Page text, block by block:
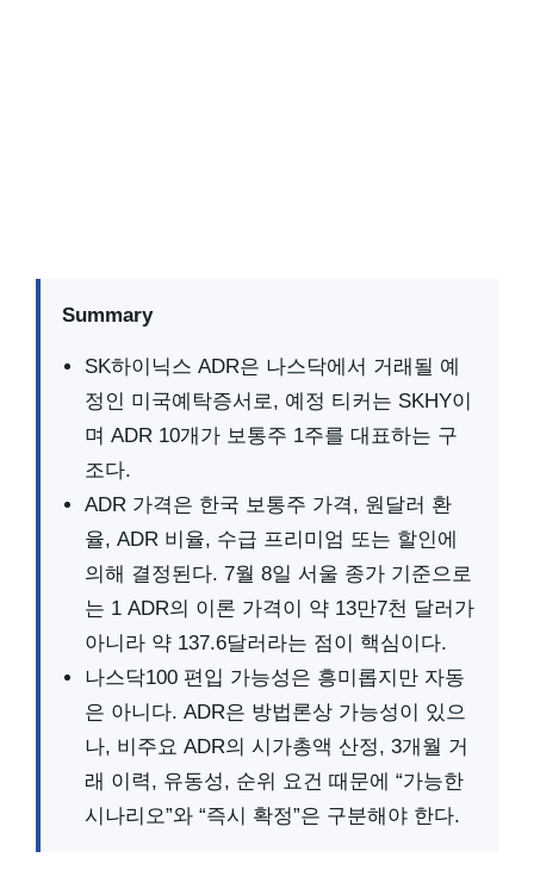
Summary
SK하이닉스 ADR은 나스닥에서 거래될 예
정인 미국예탁증서로, 예정 티커는 SKHY이
며 ADR 10개가 보통주 1주를 대표하는 구
조다.
ADR 가격은 한국 보통주 가격, 원달러 환
율, ADR 비율, 수급 프리미엄 또는 할인에
의해 결정된다. 7월 8일 서울 종가 기준으로
는 1 ADR의 이론 가격이 약 13만7천 달러가
아니라 약 137.6달러라는 점이 핵심이다.
나스닥100 편입 가능성은 흥미롭지만 자동
은 아니다. ADR은 방법론상 가능성이 있으
나, 비주요 ADR의 시가총액 산정, 3개월 거
래 이력, 유동성, 순위 요건 때문에 “가능한
시나리오”와 “즉시 확정”은 구분해야 한다.